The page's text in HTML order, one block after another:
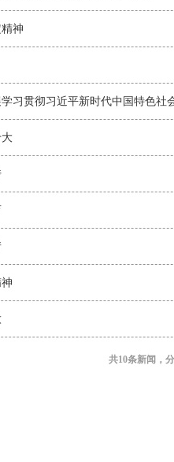
神
习贯彻习近平新时代中国特色社
共10条新闻，